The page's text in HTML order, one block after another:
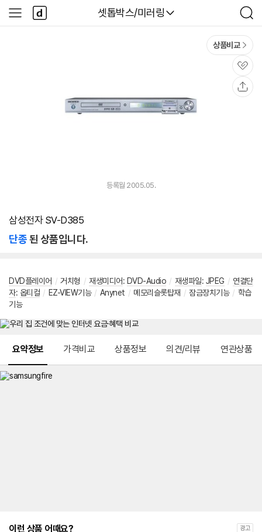
다나와
셋톱박스/미러링
검
색
사
이
다
나
와
상품비교
관
심
등록월 2005.05.
삼성전자 SV-D385
단종된 상품입니다.
DVD플레이어 / 거치형 / 재생미디어: DVD-Audio / 재생파일: JPEG / 연결단
자: 옵티컬 / EZ-VIEW기능 / Anynet / 메모리슬롯탑재 / 잠금장치기능 / 학습
기능
요약정보 가격비교 상품정보 의견/리뷰 연관상품
이런 상품 어때요? 광고